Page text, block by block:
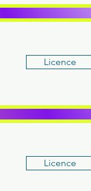
Licence
Licence